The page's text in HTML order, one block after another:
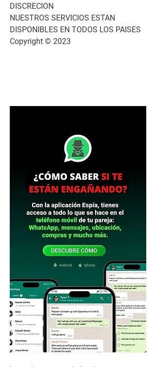
DISCRECION
NUESTROS SERVICIOS ESTAN
DISPONIBLES EN TODOS LOS PAISES
Copyright © 2023